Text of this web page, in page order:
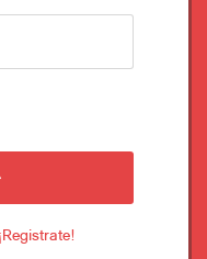
¡Registrate!